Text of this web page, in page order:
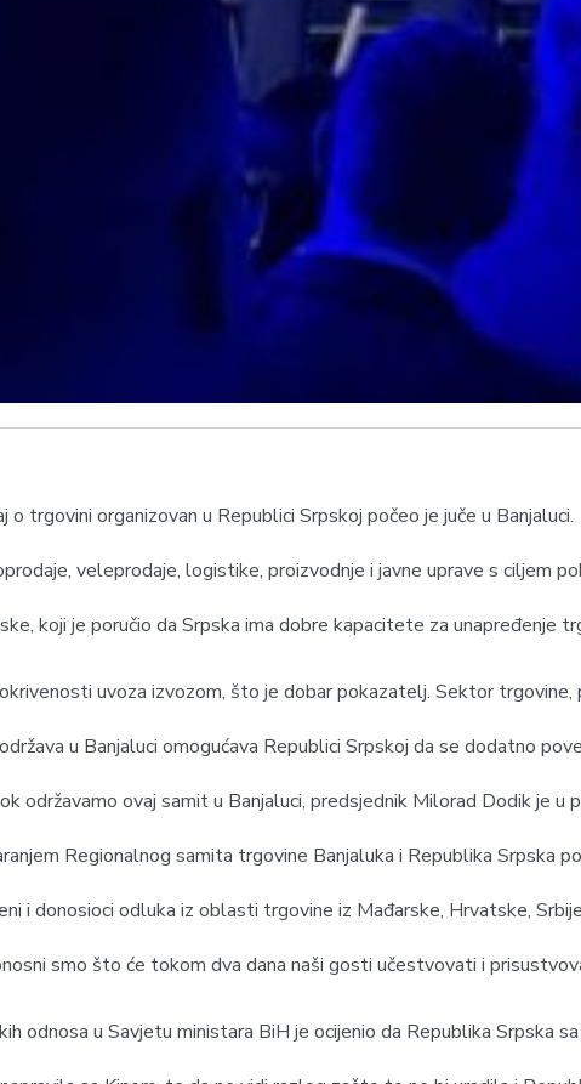
trgovini organizovan u Republici Srpskoj počeo je juče u Banjaluci.
veleprodaje, logistike, proizvodnje i javne uprave s ciljem
koji je poručio da Srpska ima dobre kapacitete za unapređenje
uvoza izvozom, što je dobar pokazatelj. Sektor
u Banjaluci omogućava Republici Srpskoj da se dodatno
održavamo ovaj samit u Banjaluci, predsjednik Milorad Dodik je u
Regionalnog samita trgovine Banjaluka i Republika Srpska
i donosioci odluka iz oblasti trgovine iz Mađarske, Hrvatske,
smo što će tokom dva dana naši gosti učestvovati i
odnosa u Savjetu ministara BiH je ocijenio da Republika